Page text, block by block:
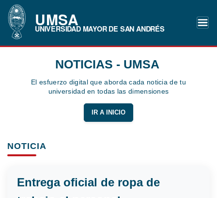
UMSA
UNIVERSIDAD MAYOR DE SAN ANDRÉS
NOTICIAS - UMSA
El esfuerzo digital que aborda cada noticia de tu
universidad en todas las dimensiones
IR A INICIO
NOTICIA
Entrega oficial de ropa de